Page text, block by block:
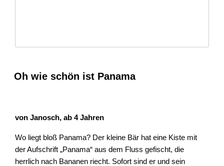
Oh wie schön ist Panama
von Janosch, ab 4 Jahren
Wo liegt bloß Panama? Der kleine Bär hat eine Kiste mit
der Aufschrift „Panama“ aus dem Fluss gefischt, die
herrlich nach Bananen riecht. Sofort sind er und sein